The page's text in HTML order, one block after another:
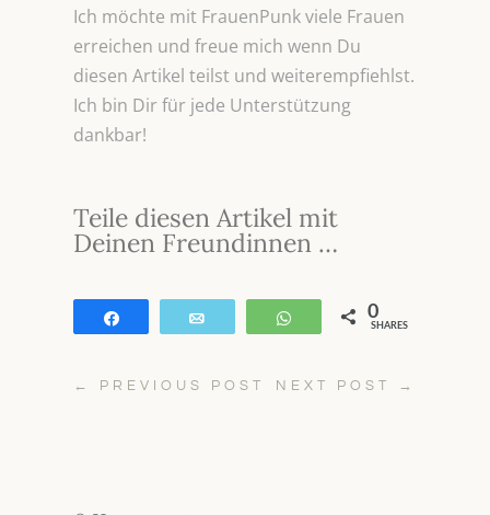
Ich möchte mit FrauenPunk viele Frauen
erreichen und freue mich wenn Du
diesen Artikel teilst und weiterempfiehlst.
Ich bin Dir für jede Unterstützung
dankbar!
Teile diesen Artikel mit
Deinen Freundinnen …
WhatsApp
0
SHARES
← PREVIOUS POST NEXT POST →